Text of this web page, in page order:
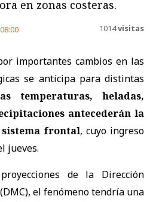
en zonas costeras.
08:00 1014visitas
importantes cambios en las
se anticipa para distintas
temperaturas, heladas,
antecederán la
frontal, cuyo ingreso
jueves.
de la Dirección
el fenómeno tendría una